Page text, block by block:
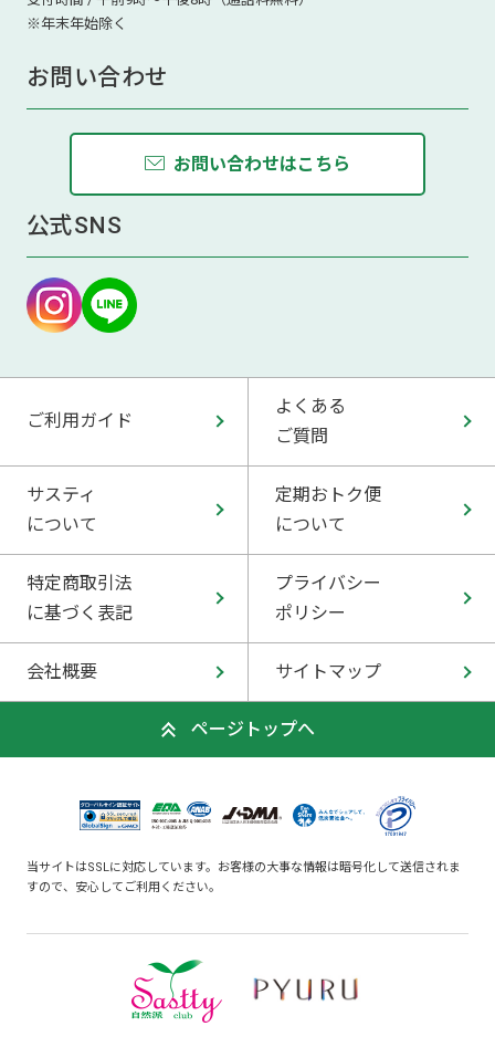
※年末年始除く
お問い合わせ
お問い合わせはこちら
公式SNS
ご利用ガイド
よくある
ご質問
サスティ
について
定期おトク便
について
特定商取引法
に基づく表記
プライバシー
ポリシー
会社概要 サイトマップ
ページトップへ
当サイトはSSLに対応しています。お客様の大事な情報は暗号化して送信されま
すので、安心してご利用ください。